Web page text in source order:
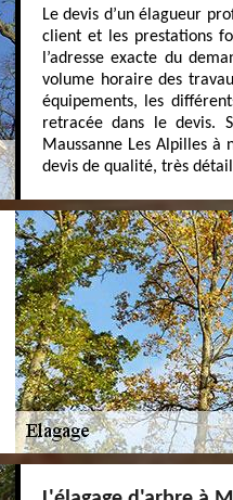
Le devis d’un élagueur
client et les prestations
l’adresse exacte du
volume horaire des
équipements, les
retracée dans le devis.
Maussanne Les Alpilles à
devis de qualité, très